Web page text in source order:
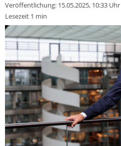
Veröffentlichung: 15.05.2025, 10:33 Uhr
Lesezeit 1 min